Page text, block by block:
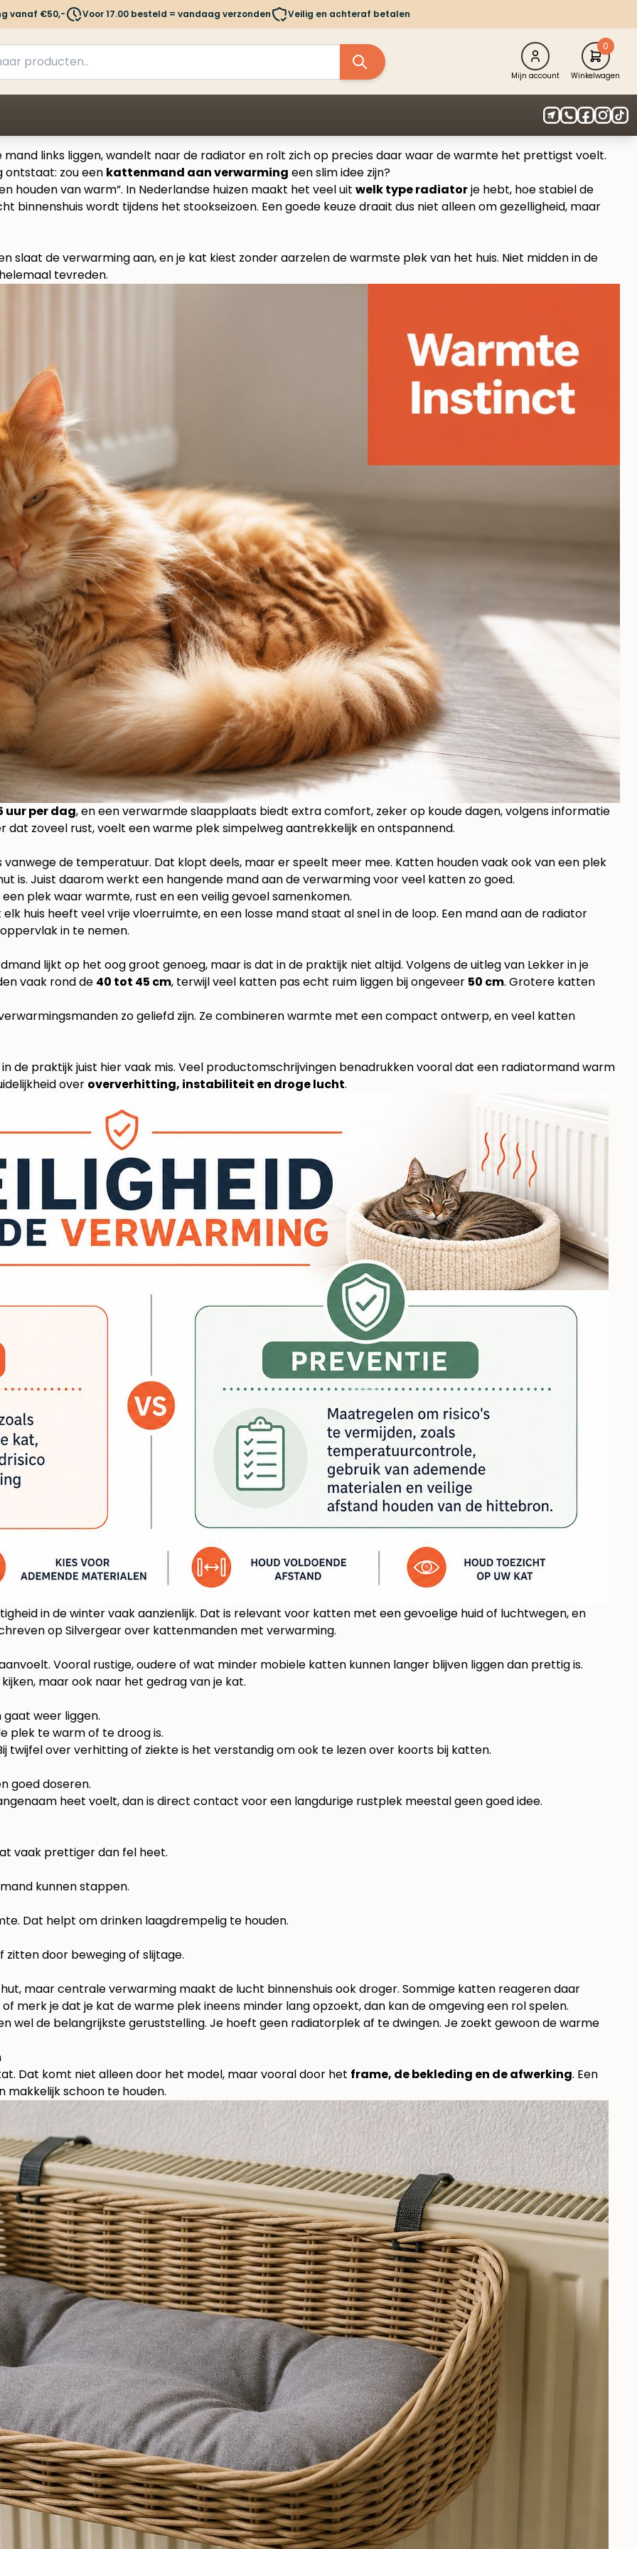
vanaf €50,- Voor 17.00 besteld = vandaag verzonden Veilig en achteraf betalen
Mijn account
0
Winkelwagen
links liggen, wandelt naar de radiator en rolt zich op precies daar waar de warmte het prettigst voelt.
ontstaat: zou een kattenmand aan verwarming een slim idee zijn?
houden van warm”. In Nederlandse huizen maakt het veel uit welk type radiatorje hebt, hoe stabiel de
binnenshuis wordt tijdens het stookseizoen. Een goede keuze draait dus niet alleen om gezelligheid, maar
slaat de verwarming aan, en je kat kiest zonder aarzelen de warmste plek van het huis. Niet midden in de
tevreden.
uur per dag, en een verwarmde slaapplaats biedt extra comfort, zeker op koude dagen, volgensinformatie
dat zoveel rust, voelt een warme plek simpelweg aantrekkelijk en ontspannend.
de temperatuur. Dat klopt deels, maar er speelt meer mee. Katten houden vaak ook van een plek
is. Juist daarom werkt een hangende mand aan de verwarming voor veel katten zo goed.
plek waar warmte, rust en een veilig gevoel samenkomen.
huis heeft veel vrije vloerruimte, en een losse mand staat al snel in de loop. Een mand aan de radiator
in te nemen.
lijkt op het oog groot genoeg, maar is dat in de praktijk niet altijd. Volgensde uitleg van Lekker in je
vaak rond de 40 tot 45 cm, terwijl veel katten pas echt ruim liggen bij ongeveer 50 cm. Grotere katten
zo geliefd zijn. Ze combineren warmte met een compact ontwerp, en veel katten
de praktijk juist hier vaak mis. Veel productomschrijvingen benadrukken vooral dat een radiatormand warm
over oververhitting, instabiliteit en droge lucht.
in de winter vaak aanzienlijk. Dat is relevant voor katten met een gevoelige huid of luchtwegen, en
opSilvergear over kattenmanden met verwarming.
Vooral rustige, oudere of wat minder mobiele katten kunnen langer blijven liggen dan prettig is.
maar ook naar het gedrag van je kat.
weer liggen.
plek te warm of te droog is.
twijfel over verhitting of ziekte is het verstandig om ook te lezen over koorts bij katten.
goed doseren.
heet voelt, dan is direct contact voor een langdurige rustplek meestal geen goed idee.
vaak prettiger dan fel heet.
kunnen stappen.
Dat helpt om drinken laagdrempelig te houden.
zitten door beweging of slijtage.
maar centrale verwarming maakt de lucht binnenshuis ook droger. Sommige katten reageren daar
merk je dat je kat de warme plek ineens minder lang opzoekt, dan kan de omgeving een rol spelen.
wel de belangrijkste geruststelling. Je hoeft geen radiatorplek af te dwingen. Je zoekt gewoon de warme
Dat komt niet alleen door het model, maar vooral door het frame, de bekleding en de afwerking. Een
schoon te houden.